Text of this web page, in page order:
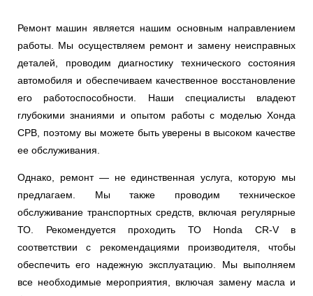
Ремонт машин является нашим основным направлением
работы. Мы осуществляем ремонт и замену неисправных
деталей, проводим диагностику технического состояния
автомобиля и обеспечиваем качественное восстановление
его работоспособности. Наши специалисты владеют
глубокими знаниями и опытом работы с моделью Хонда
СРВ, поэтому вы можете быть уверены в высоком качестве
ее обслуживания.
Однако, ремонт — не единственная услуга, которую мы
предлагаем. Мы также проводим техническое
обслуживание транспортных средств, включая регулярные
ТО. Рекомендуется проходить ТО Honda CR-V в
соответствии с рекомендациями производителя, чтобы
обеспечить его надежную эксплуатацию. Мы выполняем
все необходимые мероприятия, включая замену масла и